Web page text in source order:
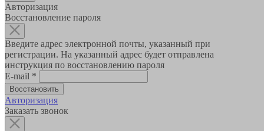
Авторизация
Восстановление пароля
Введите адрес электронной почты, указанный при
регистрации. На указанный адрес будет отправлена
инструкция по восстановлению пароля
E-mail *
Авторизация
Заказать звонок